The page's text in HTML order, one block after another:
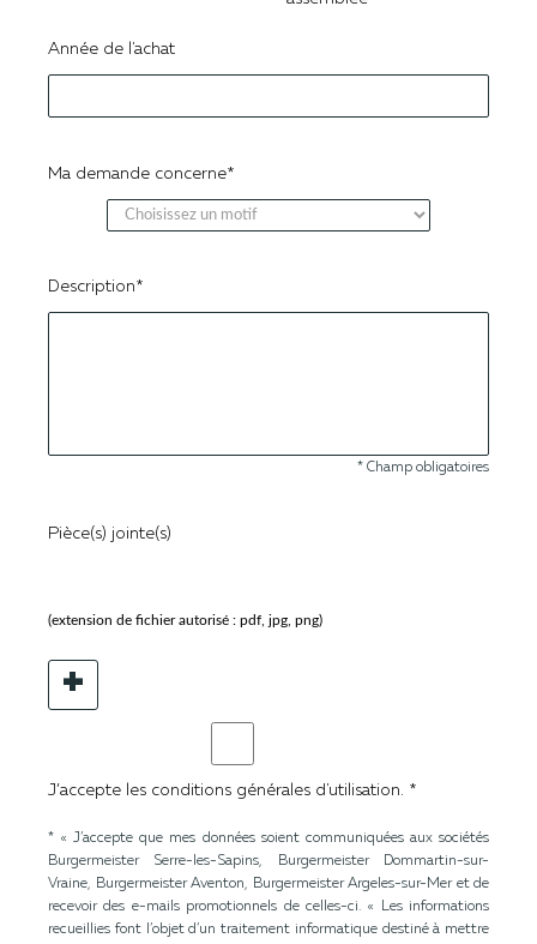
Année de l'achat
Ma demande concerne*
Description*
* Champ obligatoires
Pièce(s) jointe(s)
(extension de fichier autorisé : pdf, jpg, png)
+
J’accepte les conditions générales d'utilisation. *
* « J’accepte que mes données soient communiquées aux sociétés
Burgermeister Serre-les-Sapins, Burgermeister Dommartin-sur-
Vraine, Burgermeister Aventon, Burgermeister Argeles-sur-Mer et de
recevoir des e-mails promotionnels de celles-ci. « Les informations
recueillies font l’objet d’un traitement informatique destiné à mettre